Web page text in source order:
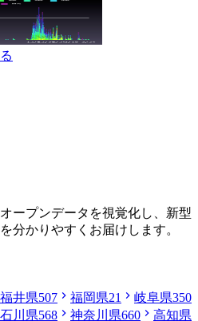
ープンデータを視覚化し、新型
分かりやすくお届けします。
福井県507 福岡県21 岐阜県350
石川県568 神奈川県660 高知県